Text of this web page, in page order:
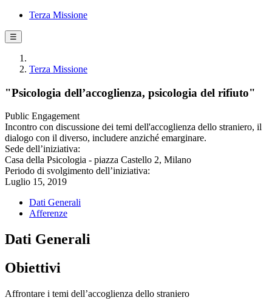
Terza Missione
☰
Terza Missione
"Psicologia dell’accoglienza, psicologia del rifiuto"
Public Engagement
Incontro con discussione dei temi dell'accoglienza dello straniero, il
dialogo con il diverso, includere anziché emarginare.
Sede dell’iniziativa:
Casa della Psicologia - piazza Castello 2, Milano
Periodo di svolgimento dell’iniziativa:
Luglio 15, 2019
Dati Generali
Afferenze
Dati Generali
Obiettivi
Affrontare i temi dell’accoglienza dello straniero